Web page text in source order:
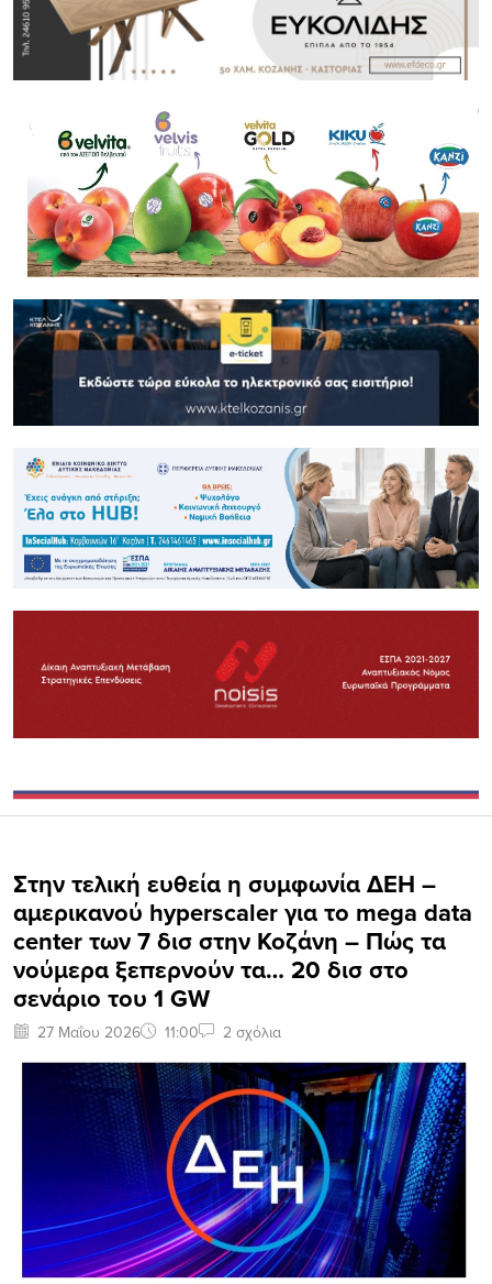
Στην τελική ευθεία η συμφωνία ΔΕΗ –
αμερικανού hyperscaler για το mega data
center των 7 δισ στην Κοζάνη – Πώς τα
νούμερα ξεπερνούν τα… 20 δισ στο
σενάριο του 1 GW
27 Μαΐου 2026 11:00 2 σχόλια